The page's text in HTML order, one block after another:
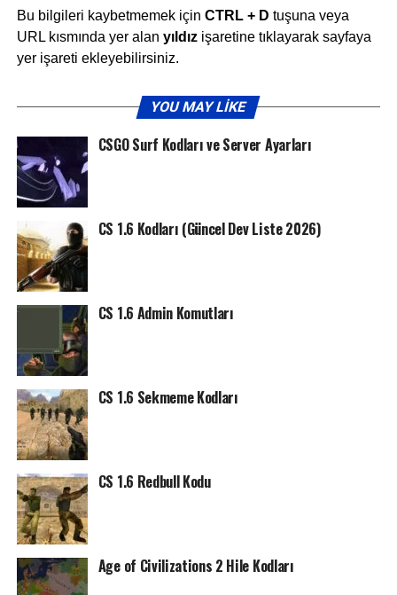
Bu bilgileri kaybetmemek için CTRL + D tuşuna veya
URL kısmında yer alan yıldızişaretine tıklayarak sayfaya
yer işareti ekleyebilirsiniz.
YOU MAY LIKE
CSGO Surf Kodları ve Server Ayarları
CS 1.6 Kodları (Güncel Dev Liste 2026)
CS 1.6 Admin Komutları
CS 1.6 Sekmeme Kodları
CS 1.6 Redbull Kodu
Age of Civilizations 2 Hile Kodları